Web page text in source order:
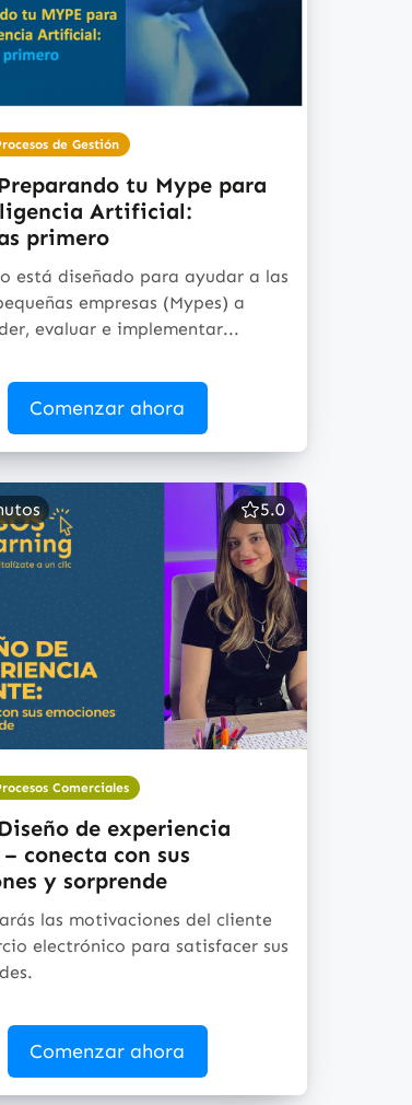
de Gestión
tu Mype para
Artificial:
primero
está diseñado para ayudar a las
empresas (Mypes) a
evaluar e implementar...
Comenzar ahora
5.0
Comerciales
de experiencia
conecta con sus
y sorprende
las motivaciones del cliente
electrónico para satisfacer sus
Comenzar ahora